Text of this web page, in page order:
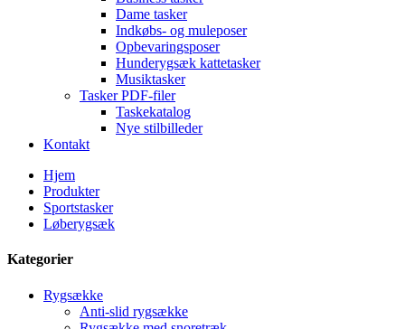
Dame tasker
Indkøbs- og muleposer
Opbevaringsposer
Hunderygsæk kattetasker
Musiktasker
Tasker PDF-filer
Taskekatalog
Nye stilbilleder
Kontakt
Hjem
Produkter
Sportstasker
Løberygsæk
Kategorier
Rygsække
Anti-slid rygsække